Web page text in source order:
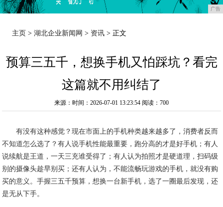
广告
主页 >湖北企业新闻网 > 资讯 > 正文
预算三五千，想换手机又怕踩坑？看完
这篇就不用纠结了
来源：时间：2026-07-01 13:23:54 阅读：700
有没有这种感觉？现在市面上的手机种类越来越多了，消费者反而
不知道怎么选了？有人说手机性能最重要，跑分高的才是好手机；有人
说续航是王道，一天三充谁受得了；有人认为拍照才是硬道理，扫码级
别的摄像头趁早别买；还有人认为，不能流畅玩游戏的手机，就没有购
买的意义。手握三五千预算，想换一台新手机，选了一圈最后发现，还
是无从下手。